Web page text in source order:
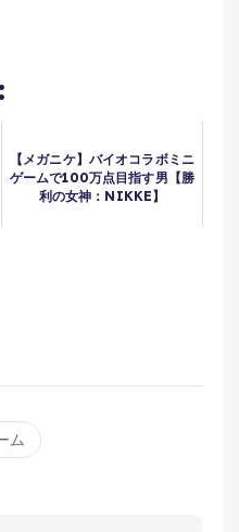
【メガニケ】バイオコラボミニ
ゲームで100万点目指す男【勝
利の女神：NIKKE】
ム